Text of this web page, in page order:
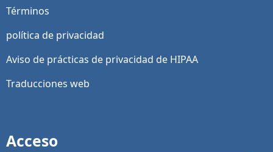
Términos
política de privacidad
Aviso de prácticas de privacidad de HIPAA
Traducciones web
Acceso